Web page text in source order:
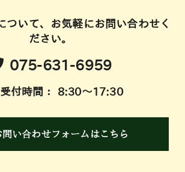
ついて、お気軽にお問い合わせく
ださい。
075-631-6959
付時間： 8:30～17:30
問い合わせフォームはこちら